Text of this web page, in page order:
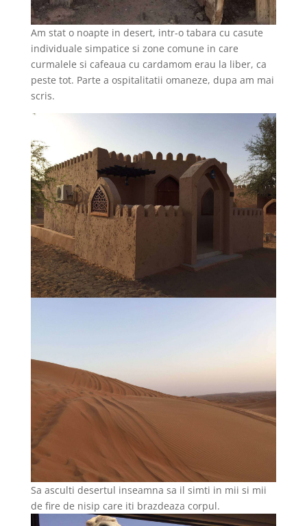
Am stat o noapte in desert, intr-o tabara cu casute
individuale simpatice si zone comune in care
curmalele si cafeaua cu cardamom erau la liber, ca
peste tot. Parte a ospitalitatii omaneze, dupa am mai
scris.
Sa asculti desertul inseamna sa il simti in mii si mii
de fire de nisip care iti brazdeaza corpul.